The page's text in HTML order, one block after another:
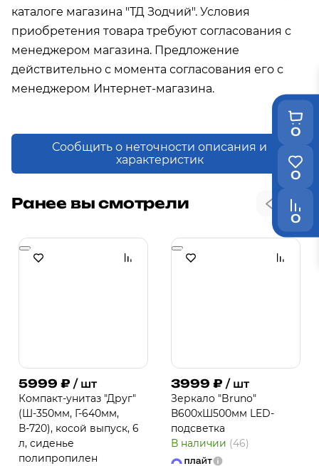
0
0
0
каталоге магазина "ТД Зодчий". Условия
приобретения товара требуют согласования с
менеджером магазина. Предложение
действительно с момента согласования его с
менеджером Интернет-магазина.
Сообщить о неточности описания и
характеристик
Ранее вы смотрели
5999 ₽ / шт
Компакт-унитаз "Друг"
(Ш-350мм, Г-640мм,
В-720), косой выпуск, 6
л, сиденье
полипропилен
3999 ₽ / шт
Зеркало "Bruno"
В600хШ500мм LED-
подсветка
В наличии (46)